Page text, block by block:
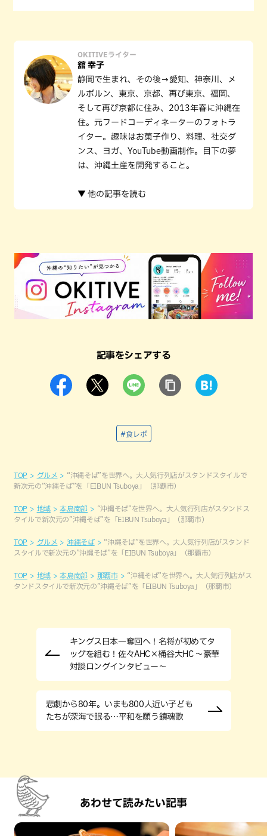
OKITIVEライター
舘 幸子
静岡で生まれ、その後→愛知、神奈川、メ
ルボルン、東京、京都、再び東京、福岡、
そして再び京都に住み、2013年春に沖縄在
住。元フードコーディネーターのフォトラ
イター。趣味はお菓子作り、料理、社交ダ
ンス、ヨガ、YouTube動画制作。目下の夢
は、沖縄土産を開発すること。
▼ 他の記事を読む
記事をシェアする
#食レポ
TOP グルメ
“沖縄そば”を世界へ。大人気行列店がスタンドスタイルで
新次元の”沖縄そば”を「EIBUN Tsuboya」（那覇市）
TOP 地域 本島南部
“沖縄そば”を世界へ。大人気行列店がスタンドス
タイルで新次元の”沖縄そば”を「EIBUN Tsuboya」（那覇市）
TOP グルメ 沖縄そば
“沖縄そば”を世界へ。大人気行列店がスタンド
スタイルで新次元の”沖縄そば”を「EIBUN Tsuboya」（那覇市）
TOP 地域 本島南部 那覇市
“沖縄そば”を世界へ。大人気行列店がス
タンドスタイルで新次元の”沖縄そば”を「EIBUN Tsuboya」（那覇市）
キングス日本一奪回へ！名将が初めてタ
ッグを組む！佐々AHC×桶谷大HC 〜豪華
対談ロングインタビュー〜
悲劇から80年。いまも800人近い子ども
たちが深海で眠る…平和を願う鎮魂歌
あわせて読みたい記事